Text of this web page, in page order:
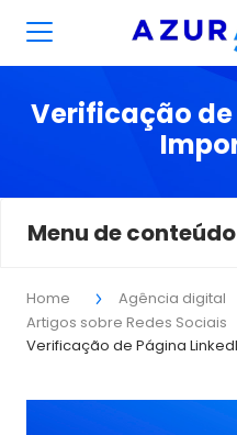
Verificação de
Home Agência digital
Artigos sobre Redes Sociais
Verificação de Página
Menu de conteúdo